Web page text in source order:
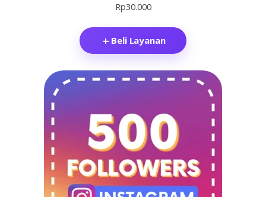
Rp30.000
Beli Layanan